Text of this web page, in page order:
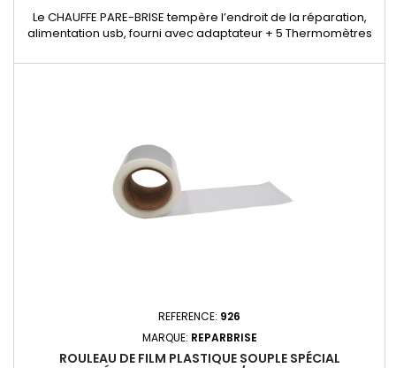
Le CHAUFFE PARE-BRISE tempère l’endroit de la réparation,
alimentation usb, fourni avec adaptateur + 5 Thermomètres
pour la réparation d'impact, couleur rouge ou noir selon
REFERENCE: 926
MARQUE: REPARBRISE
ROULEAU DE FILM PLASTIQUE SOUPLE SPÉCIAL